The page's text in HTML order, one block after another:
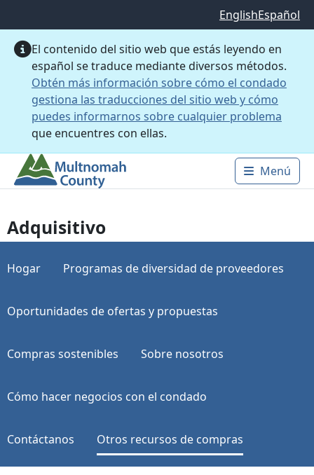
EnglishEspañol
El contenido del sitio web que estás leyendo en
español se traduce mediante diversos métodos.
Obtén más información sobre cómo el condado
gestiona las traducciones del sitio web y cómo
puedes informarnos sobre cualquier problema
que encuentres con ellas.
Main
Menú
Adquisitivo
Hogar Programas de diversidad de proveedores
Oportunidades de ofertas y propuestas
Compras sostenibles Sobre nosotros
Cómo hacer negocios con el condado
Contáctanos Otros recursos de compras